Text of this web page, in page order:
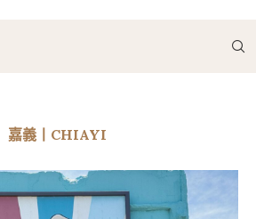
嘉義丨CHIAYI